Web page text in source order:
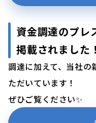
資金調達のプレ
掲載されました
調達に加えて、当社の
ただいています！
ぜひご覧ください✨